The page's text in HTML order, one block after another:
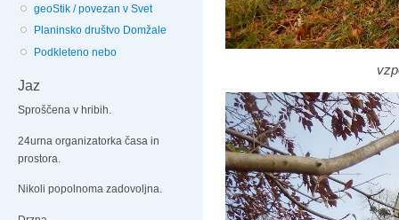
geoStik / povezan v Svet
Planinsko društvo Domžale
Podkleteno nebo
Jaz
Sproščena v hribih.
24urna organizatorka časa in
prostora.
Nikoli popolnoma zadovoljna.